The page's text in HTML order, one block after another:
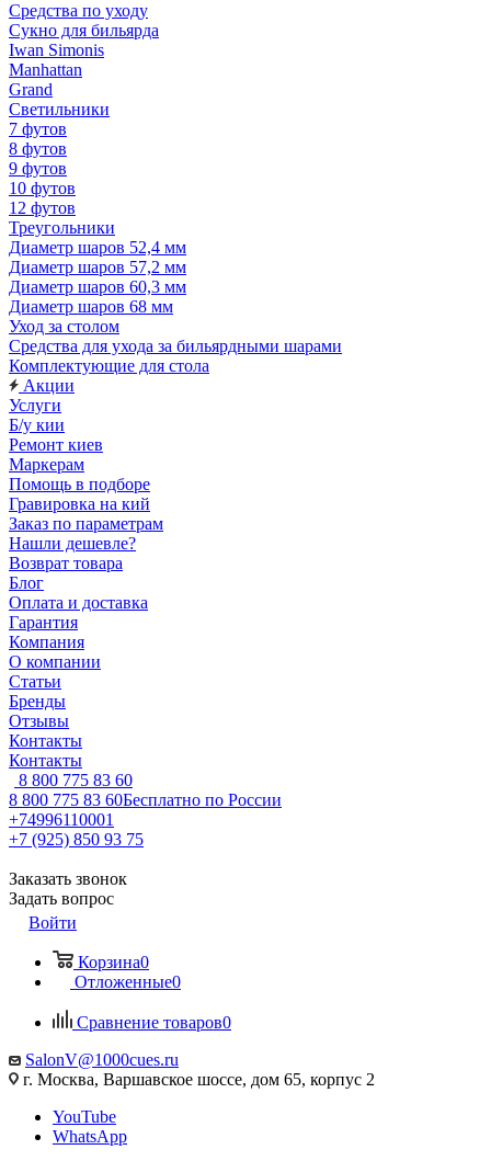
Средства по уходу
Сукно для бильярда
Iwan Simonis
Manhattan
Grand
Светильники
7 футов
8 футов
9 футов
10 футов
12 футов
Треугольники
Диаметр шаров 52,4 мм
Диаметр шаров 57,2 мм
Диаметр шаров 60,3 мм
Диаметр шаров 68 мм
Уход за столом
Средства для ухода за бильярдными шарами
Комплектующие для стола
Акции
Услуги
Б/у кии
Ремонт киев
Маркерам
Помощь в подборе
Гравировка на кий
Заказ по параметрам
Нашли дешевле?
Возврат товара
Блог
Оплата и доставка
Гарантия
Компания
О компании
Статьи
Бренды
Отзывы
Контакты
Контакты
8 800 775 83 60
8 800 775 83 60Бесплатно по России
+74996110001
+7 (925) 850 93 75
Заказать звонок
Задать вопрос
Войти
Корзина0
Отложенные0
Сравнение товаров0
SalonV@1000cues.ru
г. Москва, Варшавское шоссе, дом 65, корпус 2
YouTube
WhatsApp